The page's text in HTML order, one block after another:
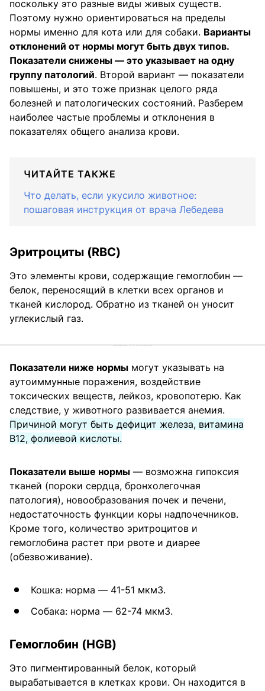
поскольку это разные виды живых существ.
Поэтому нужно ориентироваться на пределы
нормы именно для кота или для собаки. Варианты
отклонений от нормы могут быть двух типов.
Показатели снижены — это указывает на одну
группу патологий. Второй вариант — показатели
повышены, и это тоже признак целого ряда
болезней и патологических состояний. Разберем
наиболее частые проблемы и отклонения в
показателях общего анализа крови.
ЧИТАЙТЕ ТАКЖЕ
Что делать, если укусило животное:
пошаговая инструкция от врача Лебедева
Эритроциты (RBC)
Это элементы крови, содержащие гемоглобин —
белок, переносящий в клетки всех органов и
тканей кислород. Обратно из тканей он уносит
углекислый газ.
Показатели ниже нормы могут указывать на
аутоиммунные поражения, воздействие
токсических веществ, лейкоз, кровопотерю. Как
следствие, у животного развивается анемия.
Причиной могут быть дефицит железа, витамина
B12, фолиевой кислоты.
Показатели выше нормы — возможна гипоксия
тканей (пороки сердца, бронхолегочная
патология), новообразования почек и печени,
недостаточность функции коры надпочечников.
Кроме того, количество эритроцитов и
гемоглобина растет при рвоте и диарее
(обезвоживание).
Кошка: норма — 41-51 мкм3.
Собака: норма — 62-74 мкм3.
Гемоглобин (HGB)
Это пигментированный белок, который
вырабатывается в клетках крови. Он находится в